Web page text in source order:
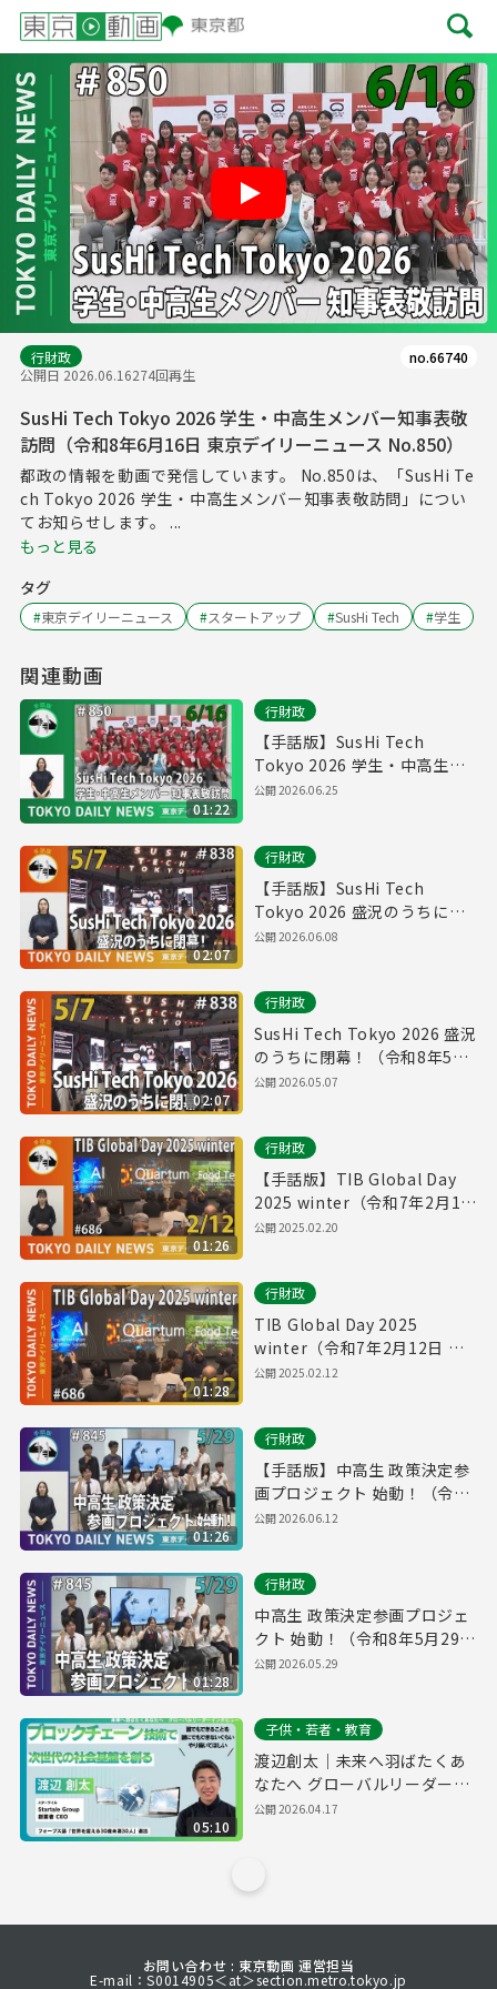
Play
行財政
公開日 2026.06.16274回再生
no.66740
SusHi Tech Tokyo 2026 学生・中高生メンバー知事表敬
訪問（令和8年6月16日 東京デイリーニュース No.850）
都政の情報を動画で発信しています。 No.850は、「SusHi Te
ch Tokyo 2026 学生・中高生メンバー知事表敬訪問」につい
てお知らせします。 ...
もっと見る
タグ
#東京デイリーニュース #スタートアップ #SusHi Tech #学生
関連動画
01:22
行財政
【手話版】SusHi Tech
Tokyo 2026 学生・中高生メ
ンバー知事表敬訪問（令和8年
公開2026.06.25
02:07
行財政
【手話版】SusHi Tech
Tokyo 2026 盛況のうちに閉
幕！（令和8年5月7日 東京デ
公開2026.06.08
02:07
行財政
SusHi Tech Tokyo 2026 盛況
のうちに閉幕！（令和8年5月
7日 東京デイリーニュース
公開2026.05.07
01:26
行財政
【手話版】TIB Global Day
2025 winter（令和7年2月12
日 東京デイリーニュース
公開2025.02.20
01:28
行財政
TIB Global Day 2025
winter（令和7年2月12日 東
京デイリーニュース No.686）
公開2025.02.12
01:26
行財政
【手話版】中高生 政策決定参
画プロジェクト 始動！（令和
8年5月29日 東京デイリーニュ
公開2026.06.12
01:28
行財政
中高生 政策決定参画プロジェ
クト 始動！（令和8年5月29日
東京デイリーニュース
公開2026.05.29
05:10
子供・若者・教育
渡辺創太｜未来へ羽ばたくあ
なたへ グローバルリーダーイ
ンタビュー
公開2026.04.17
お問い合わせ : 東京動画 運営担当
E-mail：S0014905＜at＞section.metro.tokyo.jp